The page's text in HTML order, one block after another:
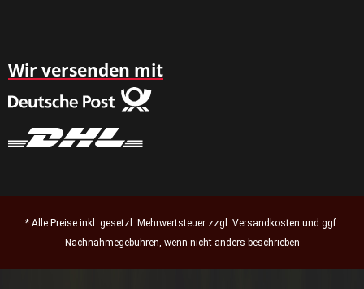
Wir versenden mit
* Alle Preise inkl. gesetzl. Mehrwertsteuer zzgl. Versandkosten und ggf.
Nachnahmegebühren, wenn nicht anders beschrieben